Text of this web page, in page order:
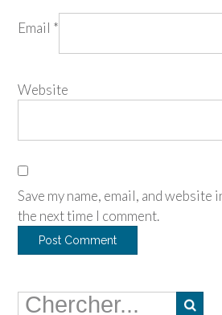
Email *
Website
Save my name, email, and
the next time I comment.